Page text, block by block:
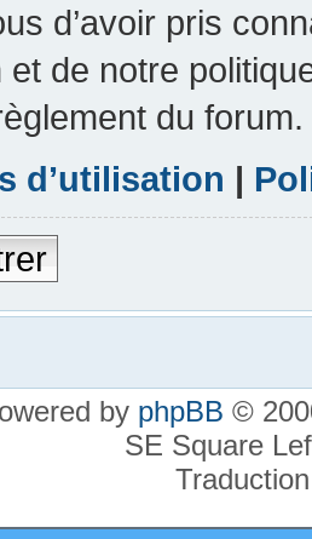
d’avoir pris
et de notre
du forum.
d’utilisation |
by phpBB ©
SE Square